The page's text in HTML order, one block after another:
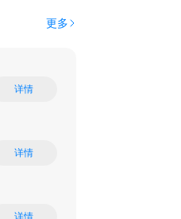
更多
详情
详情
详情